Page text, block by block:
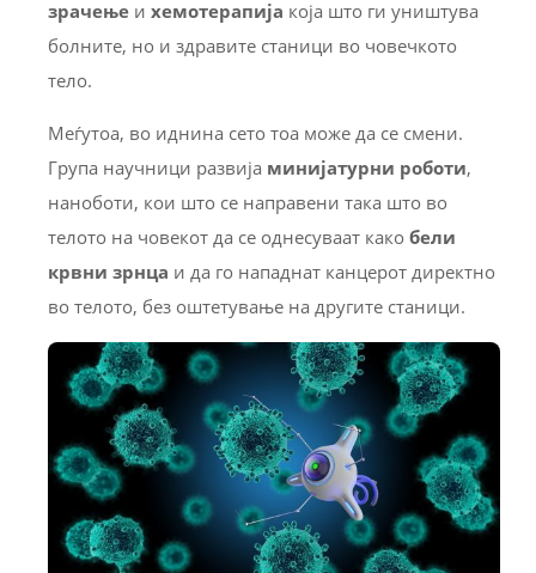
зрачење и хемотерапија која што ги уништува
болните, но и здравите станици во човечкото
тело.
Меѓутоа, во иднина сето тоа може да се смени.
Група научници развија минијатурни роботи,
наноботи, кои што се направени така што во
телото на човекот да се однесуваат како бели
крвни зрнца и да го нападнат канцерот директно
во телото, без оштетување на другите станици.